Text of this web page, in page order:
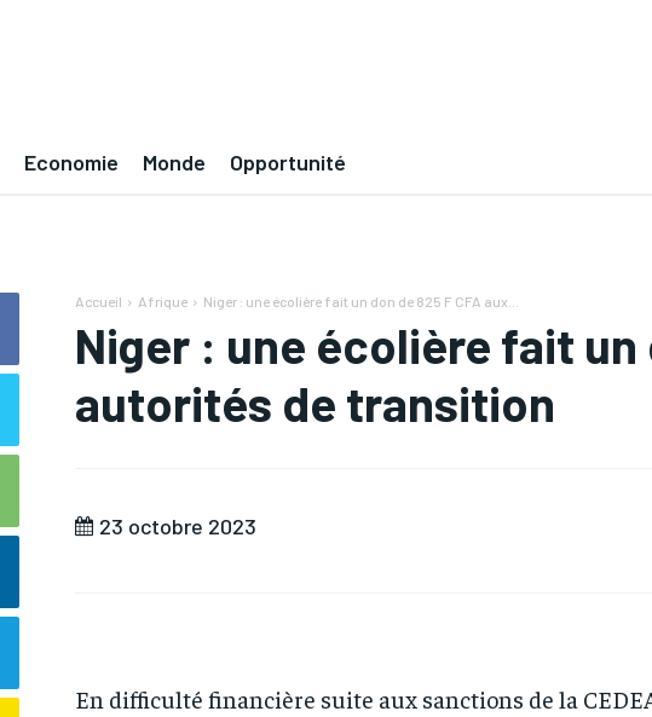
Economie Monde Opportunité
Accueil Afrique Niger : une écolière fait un don de 825 F CFA aux...
Niger : une écolière fait un
autorités de transition
23 octobre 2023
En difficulté financière suite aux sanctions de la